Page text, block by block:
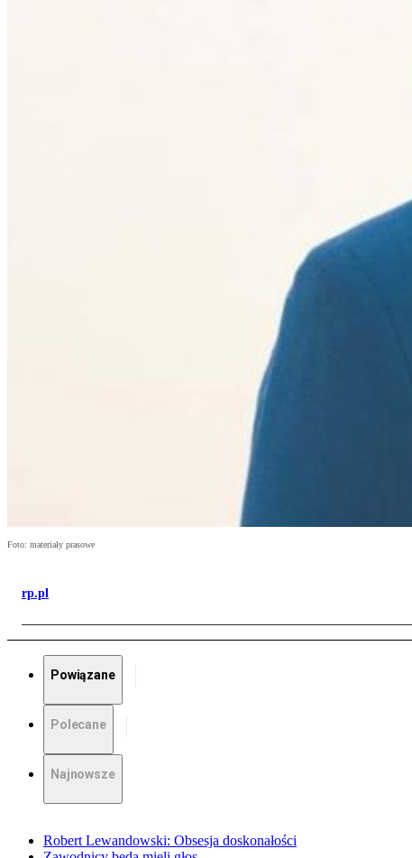
Foto: materiały prasowe
rp.pl
Powiązane
Polecane
Najnowsze
Robert Lewandowski: Obsesja doskonałości